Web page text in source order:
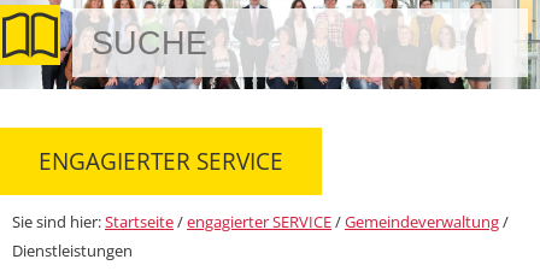
ENGAGIERTER SERVICE
Sie sind hier:Startseite/engagierter SERVICE/Gemeindeverwaltung/
Dienstleistungen